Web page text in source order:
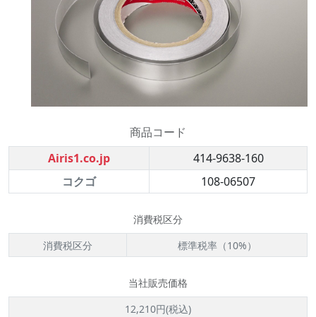
商品コード
Airis1.co.jp
414-9638-160
コクゴ
108-06507
消費税区分
消費税区分
標準税率（10%）
当社販売価格
12,210円(税込)